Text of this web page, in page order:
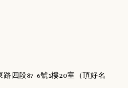
四段87-6號1樓20室（頂好名